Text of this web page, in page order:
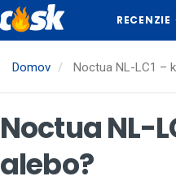
RECENZIE
Domov Noctua NL-LC1 –
Noctua NL-
alebo?